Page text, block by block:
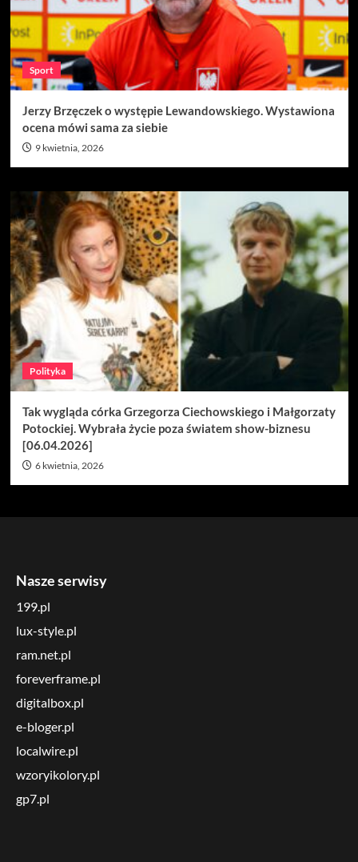
Sport
Jerzy Brzęczek o występie Lewandowskiego. Wystawiona
ocena mówi sama za siebie
9 kwietnia, 2026
Polityka
Tak wygląda córka Grzegorza Ciechowskiego i Małgorzaty
Potockiej. Wybrała życie poza światem show-biznesu
[06.04.2026]
6 kwietnia, 2026
Nasze serwisy
199.pl
lux-style.pl
ram.net.pl
foreverframe.pl
digitalbox.pl
e-bloger.pl
localwire.pl
wzoryikolory.pl
gp7.pl